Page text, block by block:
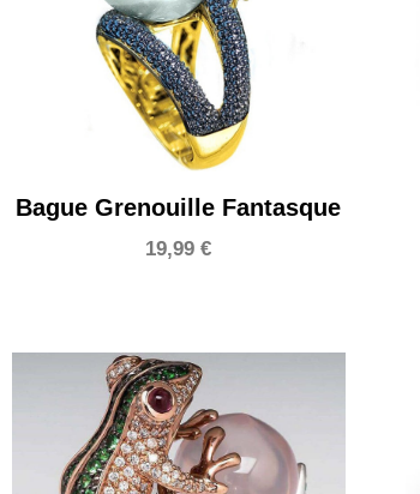
Bague Grenouille Fantasque
19,99€